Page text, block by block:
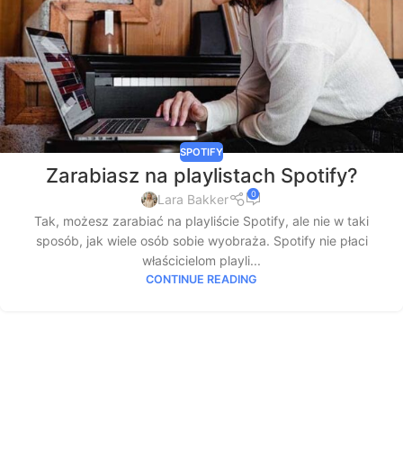
SPOTIFY
Zarabiasz na playlistach Spotify?
Lara Bakker 0
Tak, możesz zarabiać na playliście Spotify, ale nie w taki
sposób, jak wiele osób sobie wyobraża. Spotify nie płaci
właścicielom playli...
CONTINUE READING